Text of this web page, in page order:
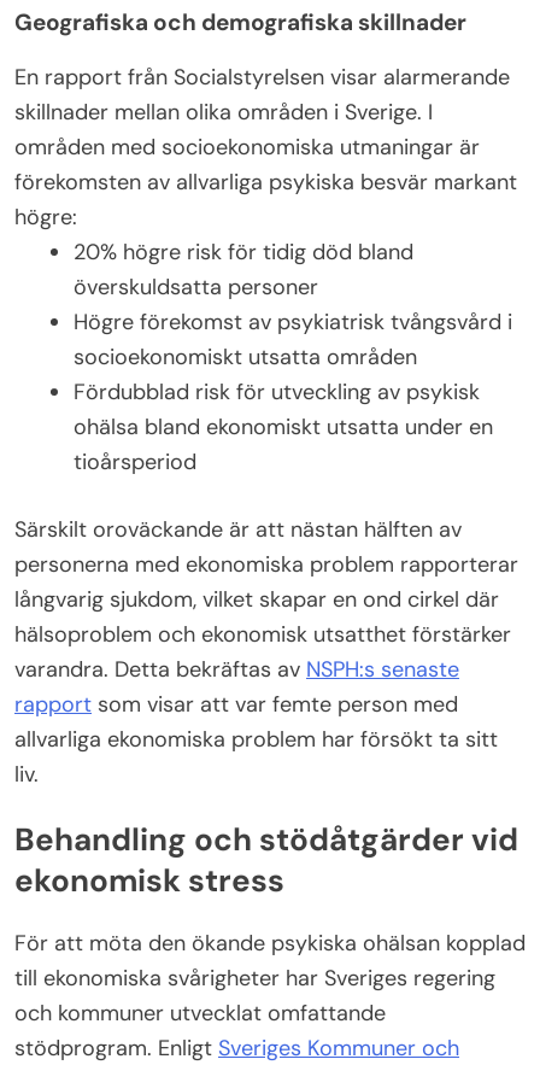
Geografiska och demografiska skillnader
En rapport från Socialstyrelsen visar alarmerande
skillnader mellan olika områden i Sverige. I
områden med socioekonomiska utmaningar är
förekomsten av allvarliga psykiska besvär markant
högre:
20% högre risk för tidig död bland
överskuldsatta personer
Högre förekomst av psykiatrisk tvångsvård i
socioekonomiskt utsatta områden
Fördubblad risk för utveckling av psykisk
ohälsa bland ekonomiskt utsatta under en
tioårsperiod
Särskilt oroväckande är att nästan hälften av
personerna med ekonomiska problem rapporterar
långvarig sjukdom, vilket skapar en ond cirkel där
hälsoproblem och ekonomisk utsatthet förstärker
varandra. Detta bekräftas av NSPH:s senaste
rapport som visar att var femte person med
allvarliga ekonomiska problem har försökt ta sitt
liv.
Behandling och stödåtgärder vid
ekonomisk stress
För att möta den ökande psykiska ohälsan kopplad
till ekonomiska svårigheter har Sveriges regering
och kommuner utvecklat omfattande
stödprogram. Enligt Sveriges Kommuner och